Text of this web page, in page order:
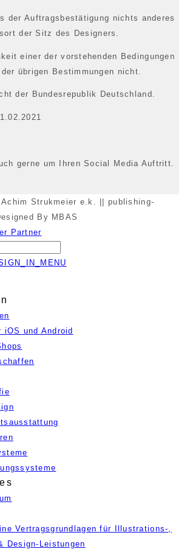
der Auftragsbestätigung nichts anderes
der Sitz des Designers.
einer der vorstehenden Bedingungen
übrigen Bestimmungen nicht.
der Bundesrepublik Deutschland.
gerne um Ihren Social Media Auftritt.
Strukmeier e.k. || publishing-
By MBAS
iOS und Android
Vertragsgrundlagen für Illustrations-,
Design-Leistungen